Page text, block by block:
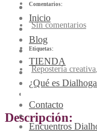
Inicio
Blog
TIENDA
¿Qué es
Contacto
Encuentros
Comentarios:
Sin comentarios
Etiquetas:
Repostería creativa,
Experimentos
Descripción: